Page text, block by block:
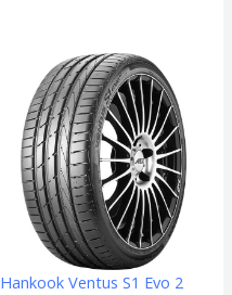
Hankook Ventus S1 Evo 2